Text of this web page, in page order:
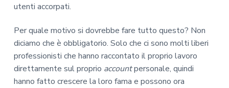
utenti accorpati.
Per quale motivo si dovrebbe fare tutto questo? Non
diciamo che è obbligatorio. Solo che ci sono molti liberi
professionisti che hanno raccontato il proprio lavoro
direttamente sul proprio accountpersonale, quindi
hanno fatto crescere la loro fama e possono ora